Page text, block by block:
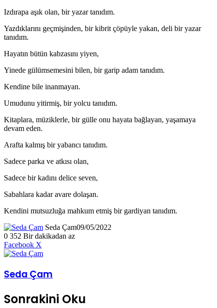
Izdırapa aşık olan, bir yazar tanıdım.
Yazdıklarını geçmişinden, bir kibrit çöpüyle yakan, deli bir yazar
tanıdım.
Hayatın bütün kabzasını yiyen,
Yinede gülümsemesini bilen, bir garip adam tanıdım.
Kendine bile inanmayan.
Umudunu yitirmiş, bir yolcu tanıdım.
Kitaplara, müziklerle, bir gülle onu hayata bağlayan, yaşamaya
devam eden.
Arafta kalmış bir yabancı tanıdım.
Sadece parka ve atkısı olan,
Sadece bir kadını delice seven,
Sabahlara kadar avare dolaşan.
Kendini mutsuzluğa mahkum etmiş bir gardiyan tanıdım.
Seda Çam09/05/2022
0 352 Bir dakikadan az
Facebook X
Posta
paylaş
Seda Çam
Sonrakini Oku